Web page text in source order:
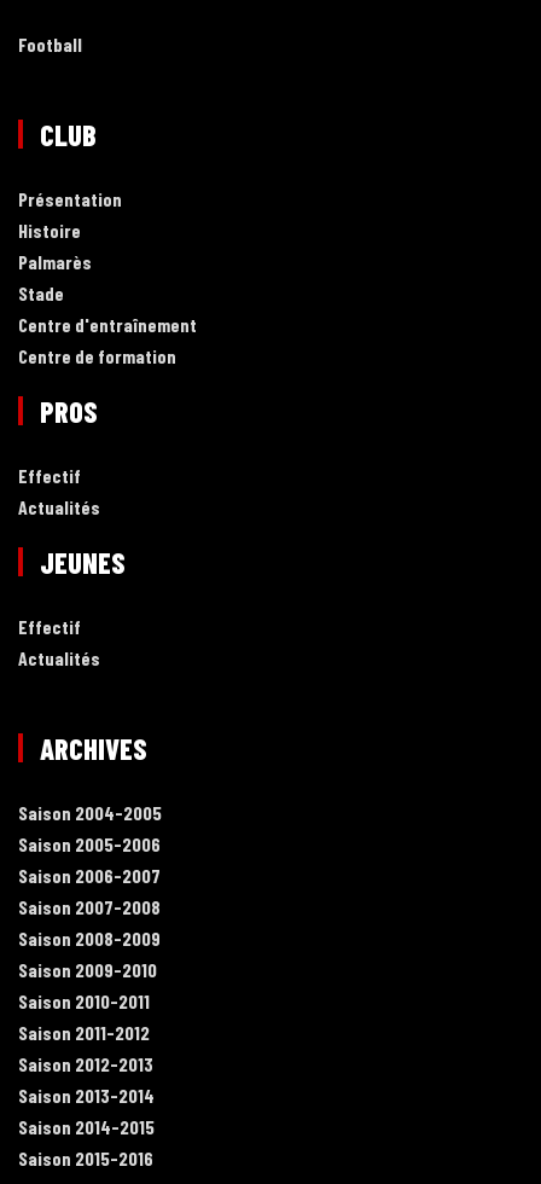
Football
CLUB
Présentation
Histoire
Palmarès
Stade
Centre d'entraînement
Centre de formation
PROS
Effectif
Actualités
JEUNES
Effectif
Actualités
ARCHIVES
Saison 2004-2005
Saison 2005-2006
Saison 2006-2007
Saison 2007-2008
Saison 2008-2009
Saison 2009-2010
Saison 2010-2011
Saison 2011-2012
Saison 2012-2013
Saison 2013-2014
Saison 2014-2015
Saison 2015-2016